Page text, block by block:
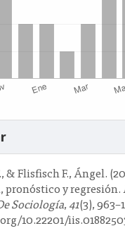
& Flisfisch F., Ángel.
pronóstico y regresión.
Sociología,41(3),
10.22201/